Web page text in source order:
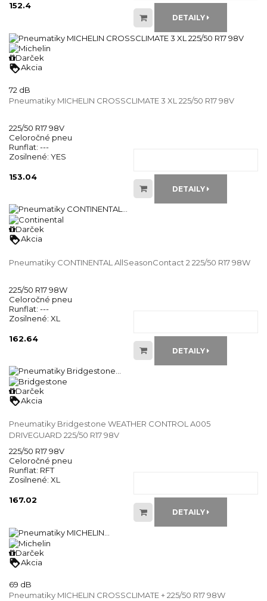
152.4
DETAILY
Darček
loyaltyAkcia
72 dB
Pneumatiky MICHELIN CROSSCLIMATE 3 XL 225/50 R17 98V
225/50 R17 98V
Celoročné pneu
Runflat: ---
Zosilnené: YES
153.04
DETAILY
Darček
loyaltyAkcia
Pneumatiky CONTINENTAL AllSeasonContact 2 225/50 R17 98W
225/50 R17 98W
Celoročné pneu
Runflat: ---
Zosilnené: XL
162.64
DETAILY
Darček
loyaltyAkcia
Pneumatiky Bridgestone WEATHER CONTROL A005
DRIVEGUARD 225/50 R17 98V
225/50 R17 98V
Celoročné pneu
Runflat: RFT
Zosilnené: XL
167.02
DETAILY
Darček
loyaltyAkcia
69 dB
Pneumatiky MICHELIN CROSSCLIMATE + 225/50 R17 98W